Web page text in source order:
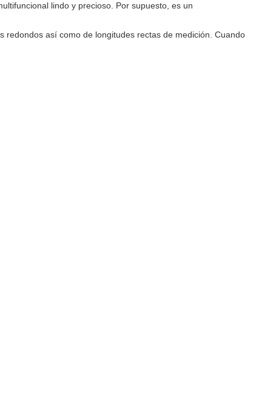
lindo y precioso. Por supuesto, es un
así como de longitudes rectas de medición. Cuando